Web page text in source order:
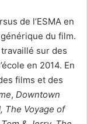
de l’ESMA en
du film.
sur des
en 2014. En
films et des
, Downtown
The Voyage of